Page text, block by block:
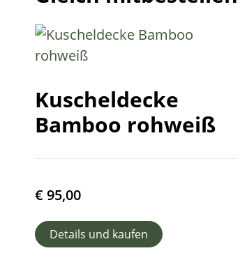
Kuscheldecke
Bamboo rohweiß
€ 95,00
Details und kaufen